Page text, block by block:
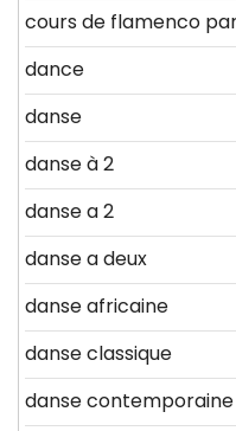
cours de flamenco
dance
danse
danse à 2
danse a 2
danse a deux
danse africaine
danse classique
danse contemporaine